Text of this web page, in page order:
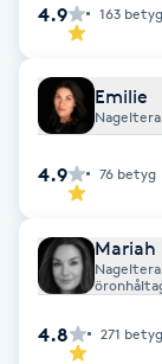
Fransborttagning
Fransfärgning
Fransförlängning
4.9 163 betyg
Emilie
4.9 76 betyg
Mariah
4.8 271 betyg